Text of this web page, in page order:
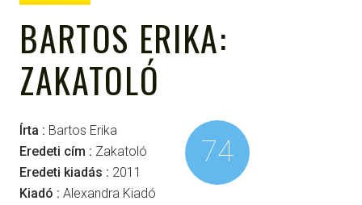
BARTOS ERIKA:
ZAKATOLÓ
Írta : Bartos Erika
Eredeti cím : Zakatoló
Eredeti kiadás : 2011
Kiadó : Alexandra Kiadó
74